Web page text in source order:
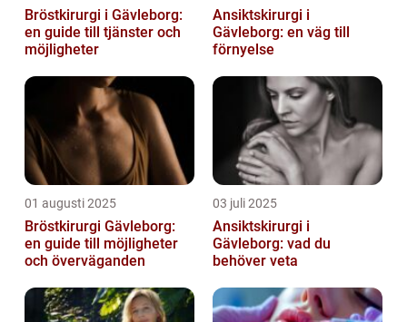
Bröstkirurgi i Gävleborg:
en guide till tjänster och
möjligheter
Ansiktskirurgi i
Gävleborg: en väg till
förnyelse
01 augusti 2025
Bröstkirurgi Gävleborg:
en guide till möjligheter
och överväganden
03 juli 2025
Ansiktskirurgi i
Gävleborg: vad du
behöver veta